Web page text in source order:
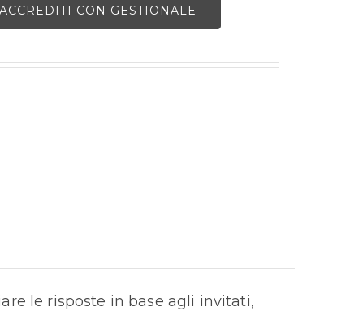
CON GESTIONALE
le risposte in base agli invitati,